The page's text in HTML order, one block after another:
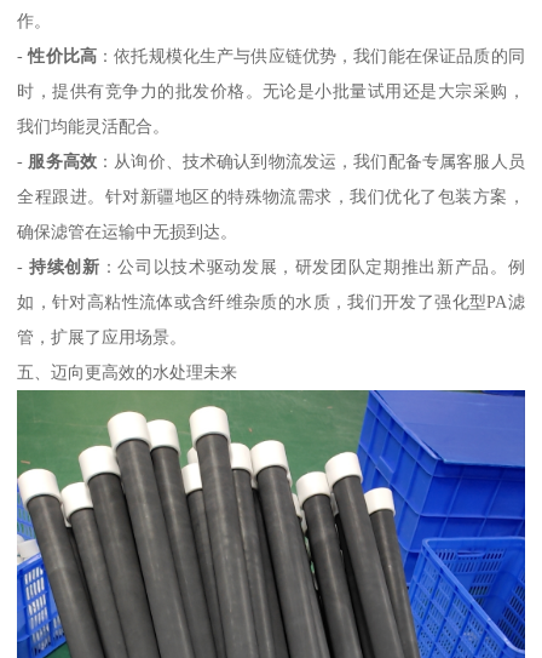
作。
-性价比高 ：依托规模化生产与供应链优势，我们能在保证品质的同
时，提供有竞争力的批发价格。无论是小批量试用还是大宗采购，
我们均能灵活配合。
- 服务高效 ：从询价、技术确认到物流发运，我们配备专属客服人员
全程跟进。针对新疆地区的特殊物流需求，我们优化了包装方案，
确保滤管在运输中无损到达。
- 持续创新 ：公司以技术驱动发展，研发团队定期推出新产品。例
如，针对高粘性流体或含纤维杂质的水质，我们开发了强化型PA滤
管，扩展了应用场景。
五、迈向更高效的水处理未来